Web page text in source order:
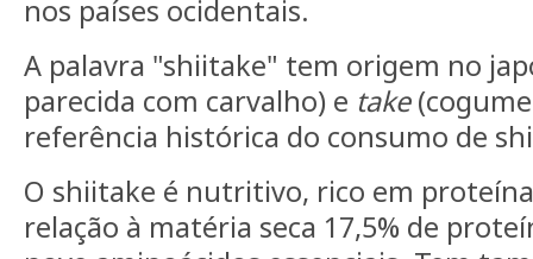
nos países ocidentais.
A palavra "shiitake" tem origem no
parecida com carvalho) e take
referência histórica do consumo de
O shiitake é nutritivo, rico em
relação à matéria seca 17,5% de